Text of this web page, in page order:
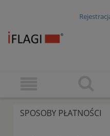
SPOSOBY PŁATNOŚCI